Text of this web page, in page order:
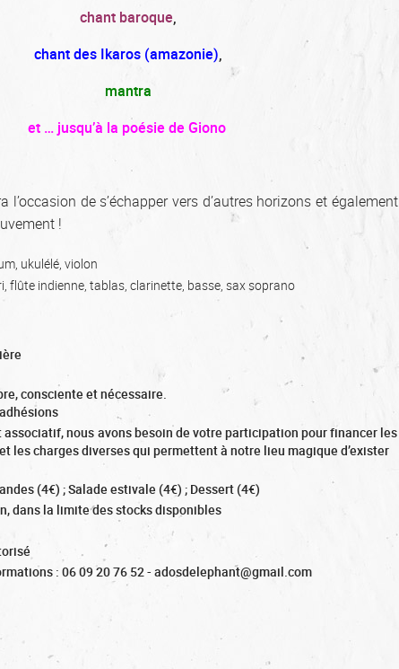
chant baroque,
chant des Ikaros (amazonie),
mantra
et … jusqu’à la poésie de Giono
l’occasion de s’échapper vers d’autres horizons et également
!
ukulélé, violon
flûte indienne, tablas, clarinette, basse, sax soprano
consciente et nécessaire.
associatif, nous avons besoin de votre participation pour financer les
les charges diverses qui permettent à notre lieu magique d’exister
(4€) ; Salade estivale (4€) ; Dessert (4€)
dans la limite des stocks disponibles
: 06 09 20 76 52 - adosdelephant@gmail.com